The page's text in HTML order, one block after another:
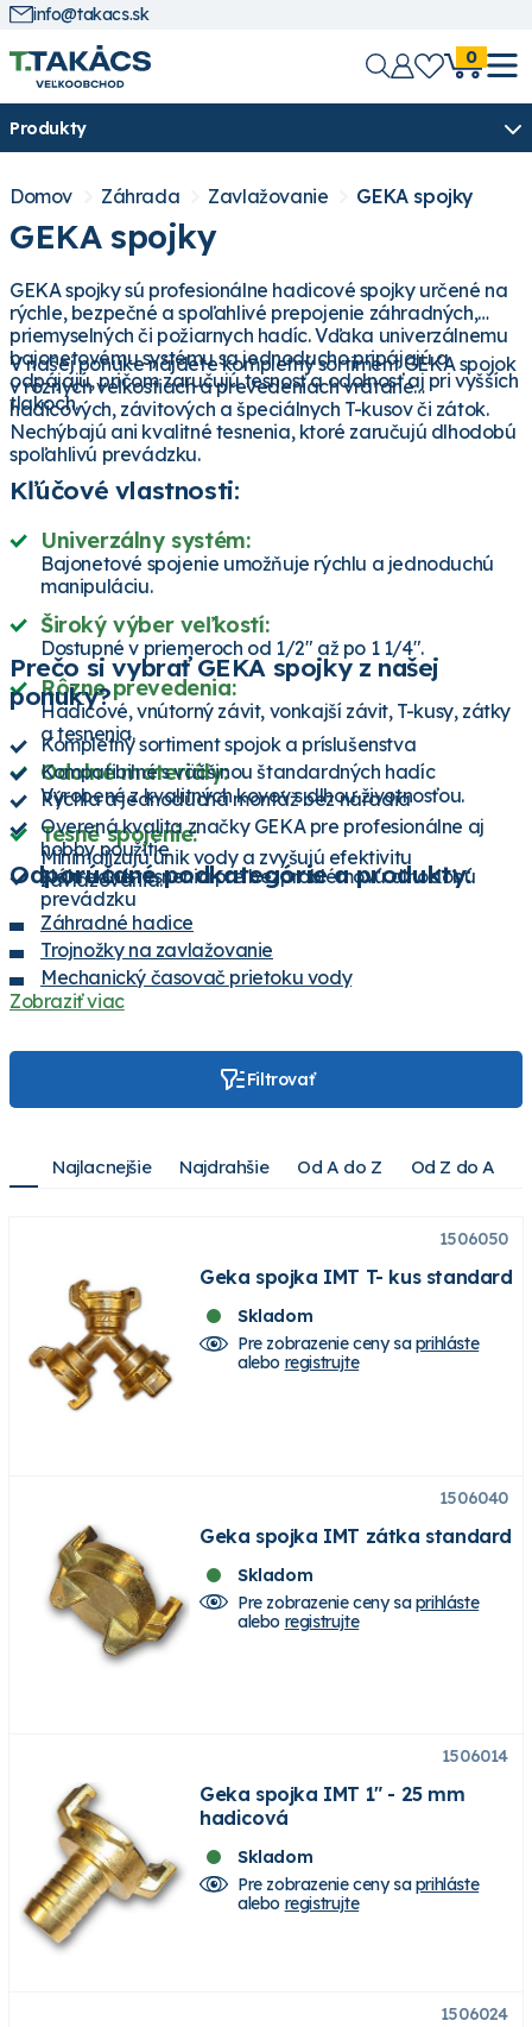
info@takacs.sk
0
Produkty
Domov Záhrada Zavlažovanie GEKA spojky
GEKA spojky
GEKA spojky sú profesionálne hadicové spojky určené na
rýchle, bezpečné a spoľahlivé prepojenie záhradných,
priemyselných či požiarnych hadíc. Vďaka univerzálnemu
bajonetovému systému sa jednoducho pripájajú a
odpájajú, pričom zaručujú tesnosť a odolnosť aj pri vyšších
tlakoch.
V našej ponuke nájdete kompletný sortiment GEKA spojok
v rôznych veľkostiach a prevedeniach vrátane
hadicových, závitových a špeciálnych T-kusov či zátok.
Nechýbajú ani kvalitné tesnenia, ktoré zaručujú dlhodobú
spoľahlivú prevádzku.
Kľúčové vlastnosti:
Univerzálny systém:
Bajonetové spojenie umožňuje rýchlu a jednoduchú
manipuláciu.
Široký výber veľkostí:
Dostupné v priemeroch od 1/2" až po 1 1/4".
Rôzne prevedenia:
Hadicové, vnútorný závit, vonkajší závit, T-kusy, zátky
a tesnenia.
Odolné materiály:
Vyrobené z kvalitných kovov s dlhou životnosťou.
Tesné spojenie:
Minimalizujú únik vody a zvyšujú efektivitu
zavlažovania.
Prečo si vybrať GEKA spojky z našej
ponuky?
Kompletný sortiment spojok a príslušenstva
Kompatibilné s väčšinou štandardných hadíc
Rýchla a jednoduchá montáž bez náradia
Overená kvalita značky GEKA pre profesionálne aj
hobby použitie
Náhradné tesnenia pre bezproblémovú dlhodobú
prevádzku
Odporúčané podkategórie a produkty:
Záhradné hadice
Trojnožky na zavlažovanie
Mechanický časovač prietoku vody
Nerezová hadicová spona
Zobraziť viac
Filtrovať
Najlacnejšie Najdrahšie Od A do Z Od Z do A
1506050
Geka spojka IMT T- kus standard
Skladom
Pre zobrazenie ceny saprihláste
alebo registrujte
1506040
Geka spojka IMT zátka standard
Skladom
Pre zobrazenie ceny saprihláste
alebo registrujte
1506014
Geka spojka IMT 1" - 25 mm
hadicová
Skladom
Pre zobrazenie ceny saprihláste
alebo registrujte
1506024